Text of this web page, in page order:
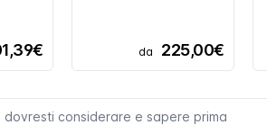
da 225,00€
considerare e sapere prima